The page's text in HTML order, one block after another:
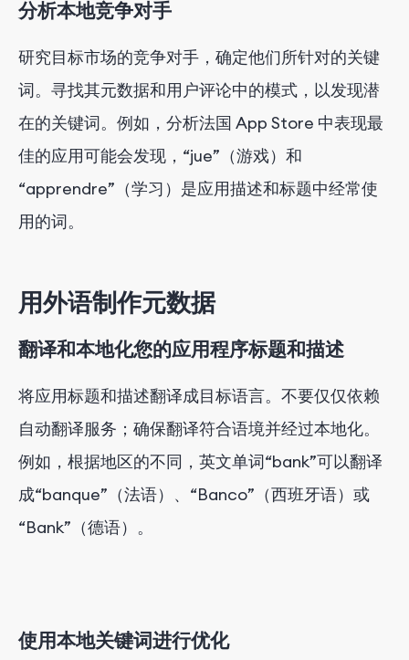
分析本地竞争对手
研究目标市场的竞争对手，确定他们所针对的关键
词。寻找其元数据和用户评论中的模式，以发现潜
在的关键词。例如，分析法国 App Store 中表现最
佳的应用可能会发现，“jue”（游戏）和
“apprendre”（学习）是应用描述和标题中经常使
用的词。
用外语制作元数据
翻译和本地化您的应用程序标题和描述
将应用标题和描述翻译成目标语言。不要仅仅依赖
自动翻译服务；确保翻译符合语境并经过本地化。
例如，根据地区的不同，英文单词“bank”可以翻译
成“banque”（法语）、“Banco”（西班牙语）或
“Bank”（德语）。
使用本地关键词进行优化